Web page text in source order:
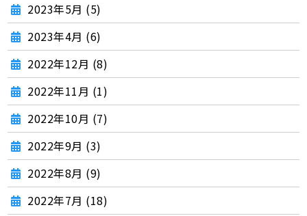
2023年5月 (5)
2023年4月 (6)
2022年12月 (8)
2022年11月 (1)
2022年10月 (7)
2022年9月 (3)
2022年8月 (9)
2022年7月 (18)